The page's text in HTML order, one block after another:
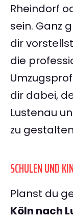
Rheindorf
sein. Ganz
dir
die
dir dabei,
Lustenau
zu
SCHULEN UND
Planst du
Köln nach